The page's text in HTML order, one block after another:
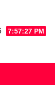
7:57:27 PM